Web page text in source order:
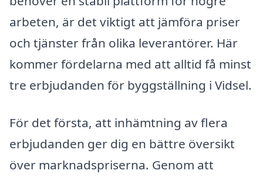
arbeten, är det viktigt att jämföra priser
och tjänster från olika leverantörer. Här
kommer fördelarna med att alltid få minst
tre erbjudanden för byggställning i Vidsel.
För det första, att inhämtning av flera
erbjudanden ger dig en bättre översikt
över marknadspriserna. Genom att